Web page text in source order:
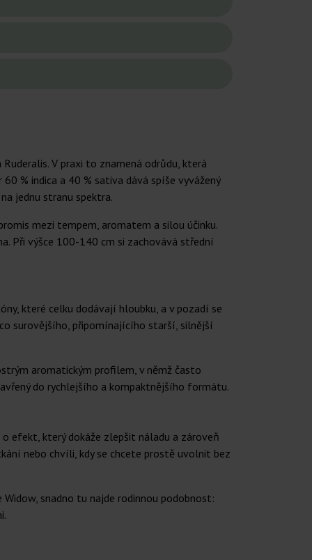
V praxi to znamená odrůdu, která
% indica a 40 % sativa dává spíše vyvážený
jednu stranu spektra.
mezi tempem, aromatem a silou účinku.
Při výšce 100-140 cm si zachovává střední
které celku dodávají hloubku, a v pozadí se
surovějšího, připomínajícího starší, silnější
aromatickým profilem, v němž často
do rychlejšího a kompaktnějšího formátu.
o efekt, který dokáže zlepšit náladu a zároveň
nebo chvíli, kdy se chcete prostě uvolnit bez
snadno tu najde rodinnou podobnost: